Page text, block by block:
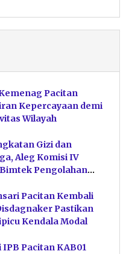
Pacitan
Kepercayaan demi
Wilayah
Gizi dan
Aleg Komisi IV
Pengolahan
Pacitan Kembali
Pastikan
Kendala Modal
Pacitan KAB01